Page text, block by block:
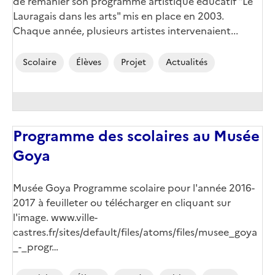
Lauragais dans les arts" mis en place en 2003.
Chaque année, plusieurs artistes intervenaient...
Scolaire Élèves Projet Actualités
Programme des scolaires au Musée
Goya
Musée Goya Programme scolaire pour l'année 2016-
2017 à feuilleter ou télécharger en cliquant sur
l'image. www.ville-
castres.fr/sites/default/files/atoms/files/musee_goya
_-_progr…